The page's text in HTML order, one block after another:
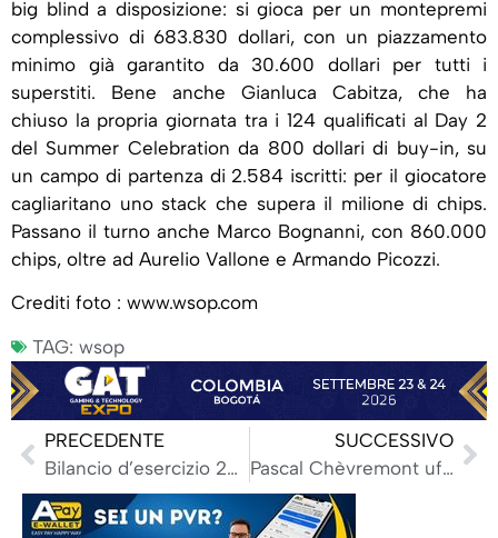
big blind a disposizione: si gioca per un montepremi
complessivo di 683.830 dollari, con un piazzamento
minimo già garantito da 30.600 dollari per tutti i
superstiti. Bene anche Gianluca Cabitza, che ha
chiuso la propria giornata tra i 124 qualificati al Day 2
del Summer Celebration da 800 dollari di buy-in, su
un campo di partenza di 2.584 iscritti: per il giocatore
cagliaritano uno stack che supera il milione di chips.
Passano il turno anche Marco Bognanni, con 860.000
chips, oltre ad Aurelio Vallone e Armando Picozzi.
Crediti foto : www.wsop.com
TAG: wsop
PRECEDENTE
Bilancio d’esercizio 2025 di Adm: ‘Supporto tecnico a riordino e sviluppo di gioco sicuro’
SUCCESSIVO
Pascal Chèvremont ufficialmente alla guida dell’Anj, il regolatore francese del gioco cambia presidente